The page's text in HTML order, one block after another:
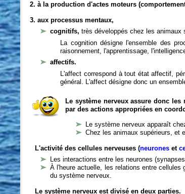
2. à la production d'actes moteurs
3. aux processus mentaux,
cognitifs,très développés chez les animaux
La cognition désigne l'ensemble des
raisonnement, l'apprentissage,
affectifs.
L'affect correspond à tout état affectif,
général. L'affect désigne donc un
Le système nerveux assure donc
par des actions appropriées en
Le système nerveux apparaît
Chez les animaux supérieurs, et
L'activité des cellules nerveuses (neurones et
Les interactions entre les neurones
À l'heure actuelle, les relations entre
du système nerveux.
Le système nerveux est divisé en deux parties.